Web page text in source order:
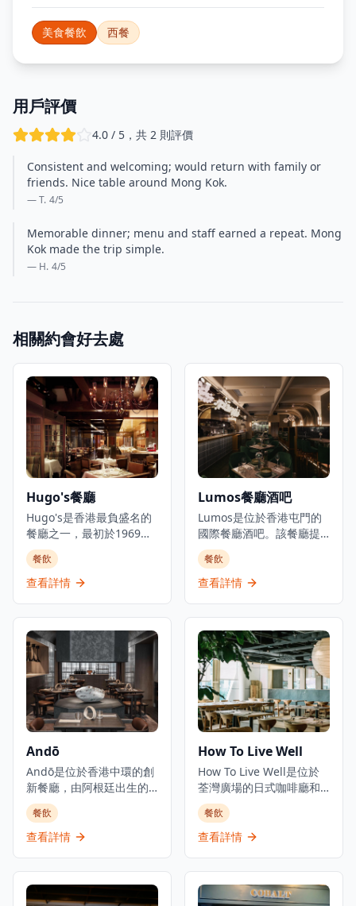
美食餐飲 西餐
用戶評價
4.0 / 5，共 2 則評價
Consistent and welcoming; would return with family or
friends. Nice table around Mong Kok.
— T. 4/5
Memorable dinner; menu and staff earned a repeat. Mong
Kok made the trip simple.
— H. 4/5
相關約會好去處
Hugo's餐廳
Hugo's是香港最負盛名的
餐廳之一，最初於1969年
開業，現在在香港尖沙咀
凱悅酒店重新開業。餐廳
在優雅的環境中提供國際
的中心地帶，提供精緻的
用餐體驗，優質的服務，
五十多年來一直保持著卓
越餐廳的聲譽。餐廳設有
私人用餐室，提供午餐和
晚餐服務，氛圍精緻。
餐飲
查看詳情
Lumos餐廳酒吧
Lumos是位於香港屯門的
國際餐廳酒吧。該餐廳提
供晚餐、飲品,並有每日現
場音樂表演,氛圍愉悅。被
形容為屯門的都市綠洲,慶
務外,還設有水煙服務。餐
廳專門提供國際料理,招牌
菜包括澳洲牛柳和燒老虎
大蝦扒配意式蕃茄醬扁意
粉。這家餐廳酒吧隱藏在
屯門,提供獨特的用餐和娛
樂體驗。
餐飲
查看詳情
Andō
Andō是位於香港中環的創
新餐廳，由阿根廷出生的
主廚Agustin Balbi主理，
他將來自家鄉阿根廷的風
味與在日本受訓時學到的
程的實現，融合了他從小
熟悉的味道和在亞洲體驗
餐飲
查看詳情
How To Live Well
How To Live Well是位於
荃灣廣場的日式咖啡廳和
生活概念店。這家店結合
了餐飲和零售元素，在提
供咖啡廳服務的同時展示
供西日式融合菜餚，旨在
為顧客創造放鬆的空間。
餐飲
查看詳情